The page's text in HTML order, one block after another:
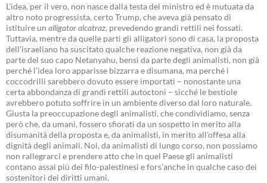
L’idea, per il vero, non nasce dalla testa del ministro ed è mutuata da
altro noto progressista, certo Trump, che aveva già pensato di
istituire un alligator alcatraz, prevedendo grandi rettili nei fossati.
Tuttavia, mentre da quelle parti gli alligatori sono di casa, la proposta
dell’israeliano ha suscitato qualche reazione negativa, non già da
parte del suo capo Netanyahu, bensì da parte degli animalisti, non già
perché l’idea loro apparisse bizzarra e disumana, ma perché i
coccodrilli sarebbero dovuto essere importati – nonostante una
certa abbondanza di grandi rettili autoctoni – sicché le bestiole
avrebbero potuto soffrire in un ambiente diverso dal loro naturale.
Giusta la preoccupazione degli animalisti, che condividiamo, senza
però che, da umani, fossero sfiorati da un sospetto in merito alla
disumanità della proposta e, da animalisti, in merito all’offesa alla
dignità degli animali. Noi, da animalisti di lungo corso, non possiamo
non rallegrarci e prendere atto che in quel Paese gli animalisti
contano assai più dei filo-palestinesi e fors’anche in qualche caso dei
sostenitori dei diritti umani.